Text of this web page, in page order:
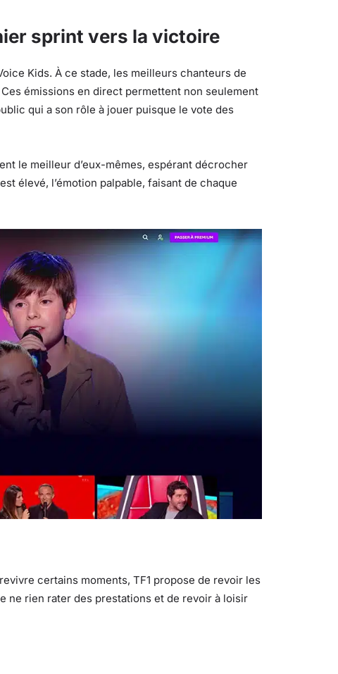
sprint vers la victoire
Kids. À ce stade, les meilleurs chanteurs de
émissions en direct permettent non seulement
qui a son rôle à jouer puisque le vote des
le meilleur d’eux-mêmes, espérant décrocher
élevé, l’émotion palpable, faisant de chaque
certains moments, TF1 propose de revoir les
ne rien rater des prestations et de revoir à loisir